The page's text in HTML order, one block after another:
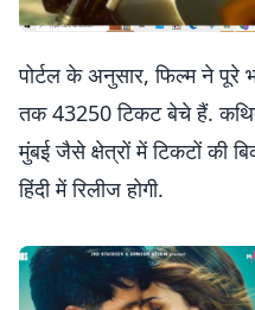
पोर्टल के अनुसार, फिल्म ने
तक 43250 टिकट बेचे हैं.
मुंबई जैसे क्षेत्रों में टिकटों की
हिंदी में रिलीज होगी.